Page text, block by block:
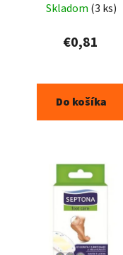
Skladom (3 ks)
€0,81
Do košíka